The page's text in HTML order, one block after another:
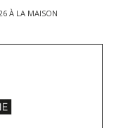
À LA MAISON